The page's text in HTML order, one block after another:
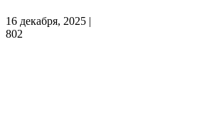
16 декабря, 2025 |
802